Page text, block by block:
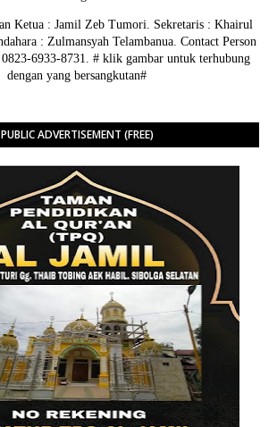
Ketua : Jamil Zeb Tumori. Sekretaris : Khairul
: Zulmansyah Telambanua. Contact Person
6933-8731. # klik gambar untuk terhubung
dengan yang bersangkutan#
PUBLIC ADVERTISEMENT (FREE)